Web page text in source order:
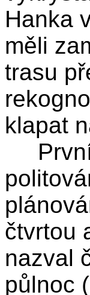
Hanka
měli
trasu
klapat
První
čtvrtou
nazval
půlnoc